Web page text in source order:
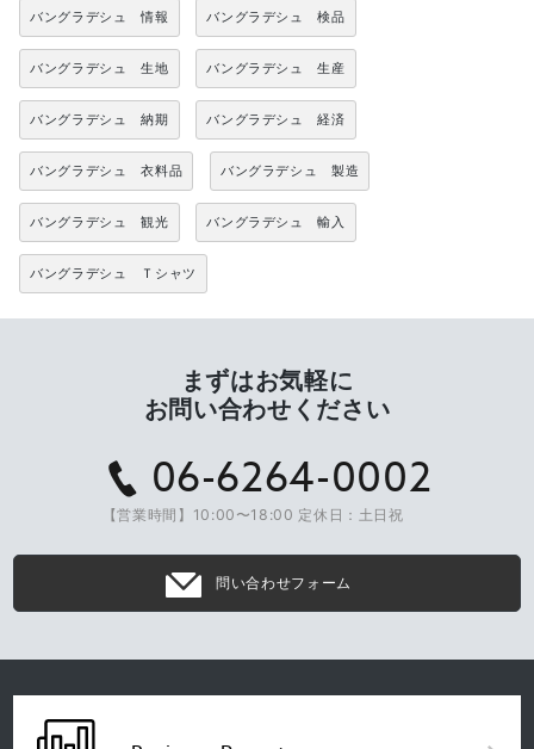
バングラデシュ 情報 バングラデシュ 検品
バングラデシュ 生地 バングラデシュ 生産
バングラデシュ 納期 バングラデシュ 経済
バングラデシュ 衣料品 バングラデシュ 製造
バングラデシュ 観光 バングラデシュ 輸入
バングラデシュ Ｔシャツ
まずはお気軽に
お問い合わせください
06-6264-0002
【営業時間】10:00〜18:00 定休日：土日祝
問い合わせフォーム